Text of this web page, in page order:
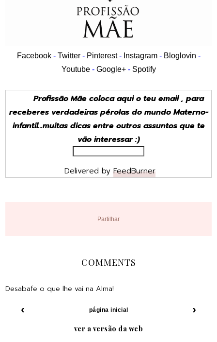
Facebook- Twitter- Pinterest- Instagram - Bloglovin -
Youtube- Google+- Spotify
Profissão Mãe coloca aqui o teu email , para
receberes verdadeiras pérolas do mundo Materno-
infantil...muitas dicas entre outros assuntos que te
vão interessar :)
Delivered by FeedBurner
Partilhar
COMMENTS
Desabafe o que lhe vai na Alma!
‹ ›
página inicial
ver a versão da web